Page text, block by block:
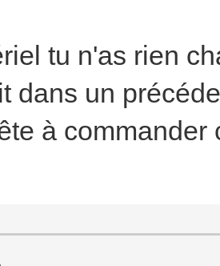
tu n'as rien
dans un
à